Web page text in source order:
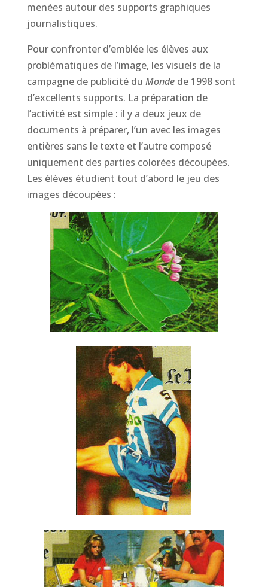
menées autour des supports graphiques
journalistiques.
Pour confronter d’emblée les élèves aux
problématiques de l’image, les visuels de la
campagne de publicité du Mondede 1998 sont
d’excellents supports. La préparation de
l’activité est simple : il y a deux jeux de
documents à préparer, l’un avec les images
entières sans le texte et l’autre composé
uniquement des parties colorées découpées.
Les élèves étudient tout d’abord le jeu des
images découpées :